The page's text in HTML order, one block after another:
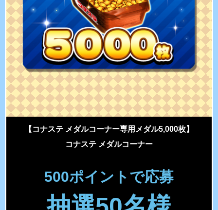
【コナステ メダルコーナー専用メダル5,000枚】
コナステ メダルコーナー
500ポイントで応募